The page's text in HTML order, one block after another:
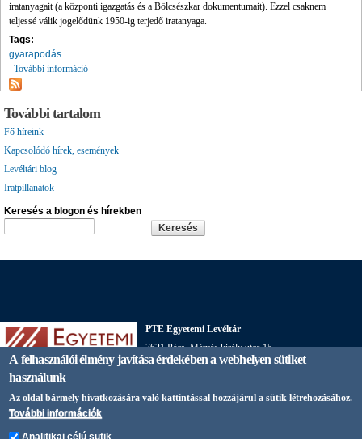
iratanyagait (a központi igazgatás és a Bölcsészkar dokumentumait). Ezzel csaknem
teljessé válik jogelődünk 1950-ig terjedő iratanyaga.
Tags:
gyarapodás
További információ
További tartalom
Fő híreink
Kapcsolódó hírek, események
Levéltári blog
Iratpillanatok
Keresés a blogon és hírekben
PTE Egyetemi Levéltár
7621 Pécs, Mátyás király utca 15.
72/501-599/61112,E-mail
Pécsi Tudományegyetem
A felhasználói élmény javítása érdekében a webhelyen sütiket
használunk
Az oldal bármely hivatkozására való kattintással hozzájárul a sütik létrehozásához.
További információk
Analitikai célú sütik